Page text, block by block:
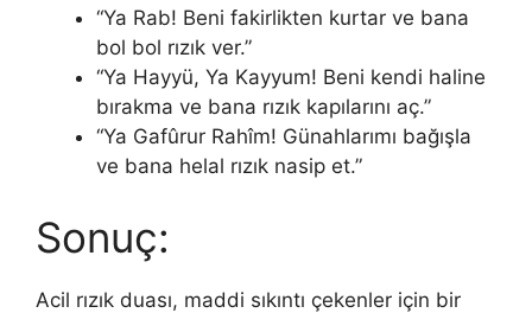
“Ya Rab! Beni fakirlikten kurtar ve bana
bol bol rızık ver.”
“Ya Hayyü, Ya Kayyum! Beni kendi haline
bırakma ve bana rızık kapılarını aç.”
“Ya Gafûrur Rahîm! Günahlarımı bağışla
ve bana helal rızık nasip et.”
Sonuç:
Acil rızık duası, maddi sıkıntı çekenler için bir